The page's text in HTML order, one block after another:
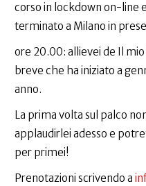
corso in lockdown on-line
terminato a Milano in
ore 20.00: allievei de Il
breve che ha iniziato a
anno.
La prima volta sul palco
applaudirlei adesso e
per primei!
Prenotazioni scrivendo a